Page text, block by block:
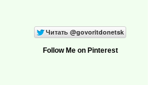
Follow Me on Pinterest